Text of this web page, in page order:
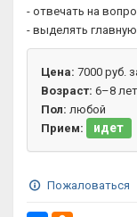
- отвечать на
- выделять
Цена: 7000 руб.
Возраст: 6–8 лет
Пол: любой
Прием:
идет
Пожаловаться